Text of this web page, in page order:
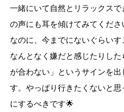
一緒にいて自然とリラックス
の声にも耳を傾けてみてくだ
なのに、今までにないぐらいす
なんとなく嫌だと感じたりし
が合わない」というサインを出
す。やっぱり行きたくないと
にするべきです🌟